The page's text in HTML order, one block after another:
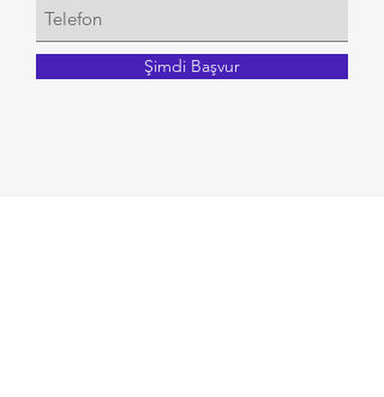
Şimdi Başvur